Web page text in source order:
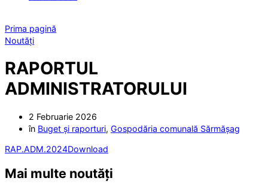
Prima pagină
Noutăți
RAPORTUL
ADMINISTRATORULUI
2 Februarie 2026
în Buget și raporturi, Gospodăria comunală Sărmășag
RAP.ADM.2024Download
Mai multe noutăți